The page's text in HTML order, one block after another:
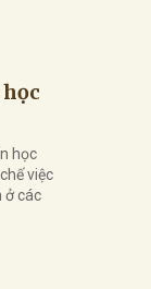
học
việc
ở các